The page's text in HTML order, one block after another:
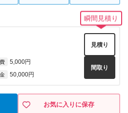
瞬間見積り
5,000円
50,000円
見積り
間取り
お気に入りに保存